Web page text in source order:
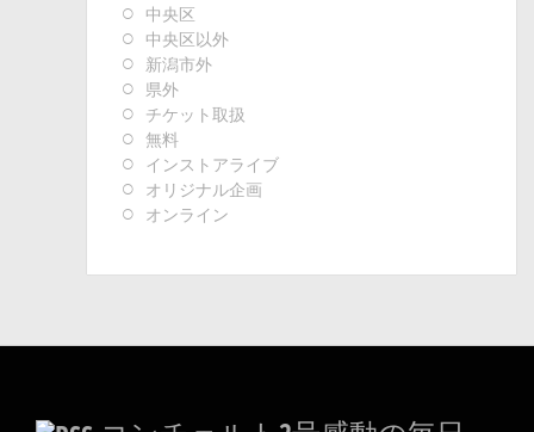
中央区
中央区以外
新潟市外
県外
チケット取扱
無料
インストアライブ
オリジナル企画
オンライン